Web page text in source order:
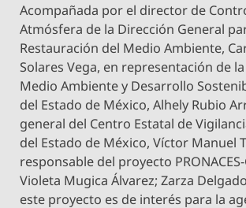
Acompañada por el director de
Atmósfera de la Dirección General
Restauración del Medio Ambiente,
Solares Vega, en representación de
Medio Ambiente y Desarrollo
del Estado de México, Alhely Rubio
general del Centro Estatal de
del Estado de México, Víctor Manuel
responsable del proyecto
Violeta Mugica Álvarez; Zarza
este proyecto es de interés para la